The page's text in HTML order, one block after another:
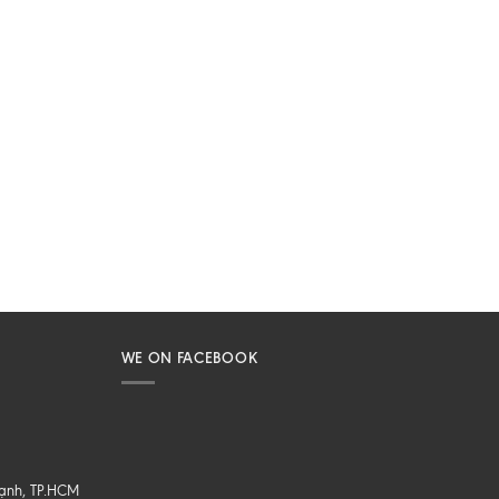
TP.HCM
WE ON FACEBOOK